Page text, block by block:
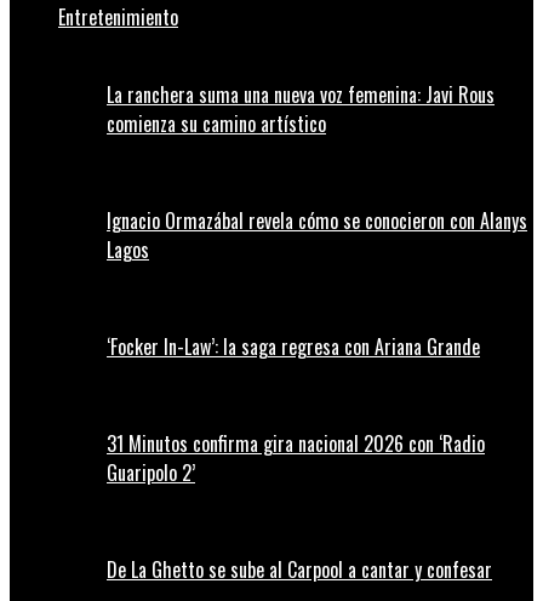
Entretenimiento
La ranchera suma una nueva voz femenina: Javi Rous
comienza su camino artístico
Ignacio Ormazábal revela cómo se conocieron con Alanys
Lagos
‘Focker In-Law’: la saga regresa con Ariana Grande
31 Minutos confirma gira nacional 2026 con ‘Radio
Guaripolo 2’
De La Ghetto se sube al Carpool a cantar y confesar